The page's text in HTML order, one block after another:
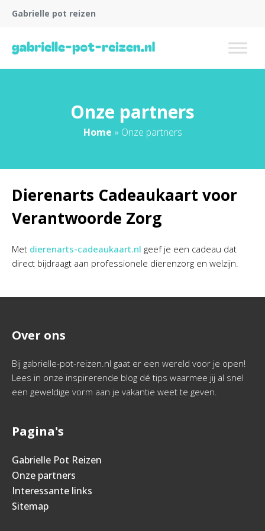
Gabrielle pot reizen
Onze partners
Home » Onze partners
Dierenarts Cadeaukaart voor
Verantwoorde Zorg
Met dierenarts-cadeaukaart.nl geef je een cadeau dat
direct bijdraagt aan professionele dierenzorg en welzijn.
Over ons
Bij gabrielle-pot-reizen.nl gaat er een wereld voor je open!
Lees in onze inspirerende blog dé tips waarmee jij al snel
een geweldige vorm aan je vakantie weet te geven.
Pagina's
Gabrielle Pot Reizen
Onze partners
Interessante links
Sitemap